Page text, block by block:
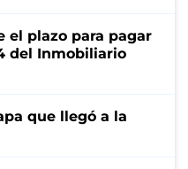
el plazo para pagar
del Inmobiliario
que llegó a la